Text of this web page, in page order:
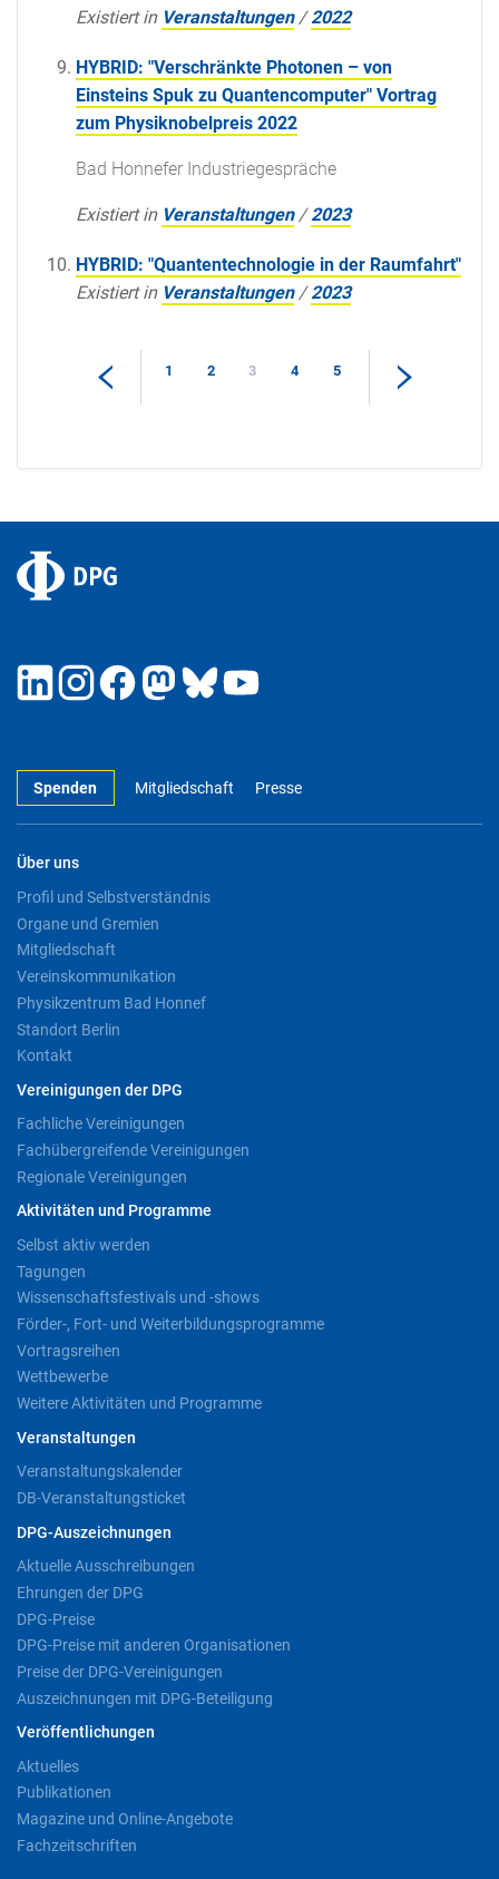
Existiert in Veranstaltungen /2022
HYBRID: "Verschränkte Photonen – von
Einsteins Spuk zu Quantencomputer" Vortrag
zum Physiknobelpreis 2022
Bad Honnefer Industriegespräche
Existiert in Veranstaltungen /2023
HYBRID: "Quantentechnologie in der Raumfahrt"
Existiert in Veranstaltungen /2023
1 2 3 4 5
Spenden Mitgliedschaft Presse
Über uns
Profil und Selbstverständnis
Organe und Gremien
Mitgliedschaft
Vereinskommunikation
Physikzentrum Bad Honnef
Standort Berlin
Kontakt
Vereinigungen der DPG
Fachliche Vereinigungen
Fachübergreifende Vereinigungen
Regionale Vereinigungen
Aktivitäten und Programme
Selbst aktiv werden
Tagungen
Wissenschaftsfestivals und -shows
Förder-, Fort- und Weiterbildungsprogramme
Vortragsreihen
Wettbewerbe
Weitere Aktivitäten und Programme
Veranstaltungen
Veranstaltungskalender
DB-Veranstaltungsticket
DPG-Auszeichnungen
Aktuelle Ausschreibungen
Ehrungen der DPG
DPG-Preise
DPG-Preise mit anderen Organisationen
Preise der DPG-Vereinigungen
Auszeichnungen mit DPG-Beteiligung
Veröffentlichungen
Aktuelles
Publikationen
Magazine und Online-Angebote
Fachzeitschriften